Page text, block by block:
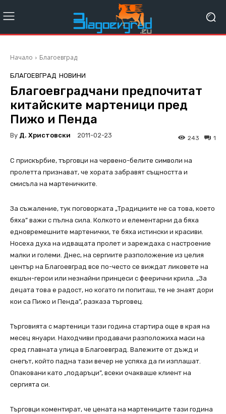
Начало Благоевград
БЛАГОЕВГРАД НОВИНИ
Благоевградчани предпочитат
китайските мартеници пред
Пижо и Пенда
By Д. Христовски 2011-02-23 1
243
С прискърбие, търговци на червено-белите символи на
пролетта признават, че хората забравят същността и
смисъла на мартеничките.
За съжаление, тук поговорката „Традициите не са това, което
бяха” важи с пълна сила. Колкото и елементарни да бяха
едновремешните мартенички, те бяха истински и красиви.
Носеха духа на идващата пролет и зареждаха с настроение
малки и големи. Днес, на сергиите разположение из целия
център на Благоевград все по-често се виждат ликовете на
екшън-герои или незнайни принцеси с феерични крила. „За
децата това е радост, но когато ги попиташ, те не знаят дори
кои са Пижо и Пенда”, разказа търговец.
Търговията с мартеници тази година стартира още в края на
месец януари. Находчиви продавачи разположиха маси на
сред главната улица в Благоевград. Валежите от дъжд и
снегът, който падна тази вечер не успяха да ги изплашат.
Опаковани като „подаръци”, всеки очакваше клиент на
сергията си.
Търговци коментират, че цената на мартениците тази година